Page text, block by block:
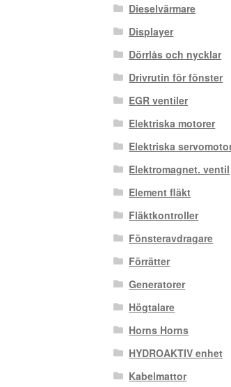
Dieselvärmare
Displayer
Dörrlås och nycklar
Drivrutin för fönster
EGR ventiler
Elektriska motorer
Elektriska
Elektromagnet. ventil
Element fläkt
Fläktkontroller
Fönsteravdragare
Förrätter
Generatorer
Högtalare
Horns Horns
HYDROAKTIV enhet
Kabelmattor